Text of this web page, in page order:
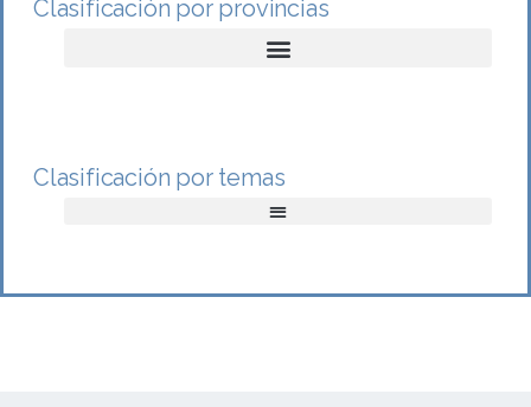
Clasificación por provincias
Clasificación por temas